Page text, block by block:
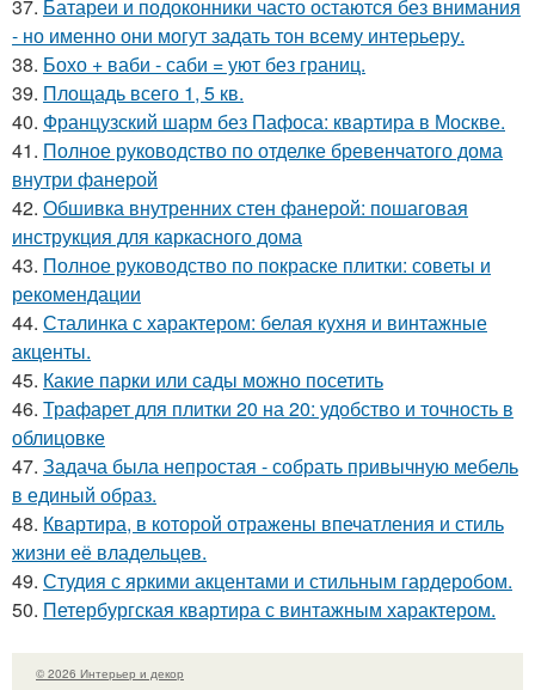
37. Батареи и подоконники часто остаются без внимания
- но именно они могут задать тон всему интерьеру.
38. Бохо + ваби - саби = уют без границ.
39. Площадь всего 1, 5 кв.
40. Французский шарм без Пафоса: квартира в Москве.
41. Полное руководство по отделке бревенчатого дома
внутри фанерой
42. Обшивка внутренних стен фанерой: пошаговая
инструкция для каркасного дома
43. Полное руководство по покраске плитки: советы и
рекомендации
44. Сталинка с характером: белая кухня и винтажные
акценты.
45. Какие парки или сады можно посетить
46. Трафарет для плитки 20 на 20: удобство и точность в
облицовке
47. Задача была непростая - собрать привычную мебель
в единый образ.
48. Квартира, в которой отражены впечатления и стиль
жизни её владельцев.
49. Студия с яркими акцентами и стильным гардеробом.
50. Петербургская квартира с винтажным характером.
© 2026 Интерьер и декор